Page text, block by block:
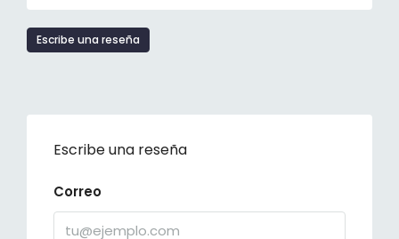
Escribe una reseña
Escribe una reseña
Correo